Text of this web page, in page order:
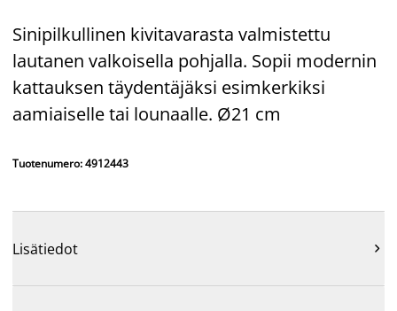
Sinipilkullinen kivitavarasta valmistettu
lautanen valkoisella pohjalla. Sopii modernin
kattauksen täydentäjäksi esimkerkiksi
aamiaiselle tai lounaalle. Ø21 cm
Tuotenumero: 4912443
Lisätiedot 